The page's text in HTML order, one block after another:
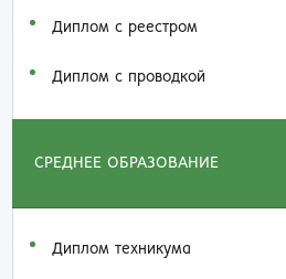
Диплом с реестром
Диплом с проводкой
СРЕДНЕЕ ОБРАЗОВАНИЕ
Диплом техникума